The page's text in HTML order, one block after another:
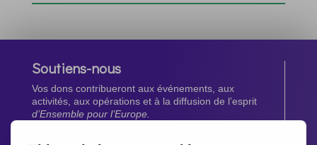
Soutiens-nous
Vos dons contribueront aux événements, aux
activités, aux opérations et à la diffusion de l’esprit
d’Ensemble pour l’Europe.